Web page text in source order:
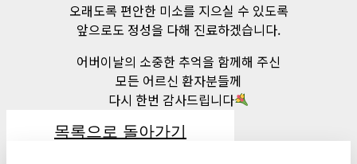
오래도록 편안한 미소를 지으실 수 있도록
앞으로도 정성을 다해 진료하겠습니다.
어버이날의 소중한 추억을 함께해 주신
모든 어르신 환자분들께
다시 한번 감사드립니다
목록으로 돌아가기